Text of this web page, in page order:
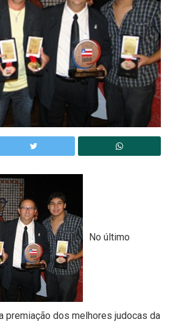
No último
premiação dos melhores judocas da